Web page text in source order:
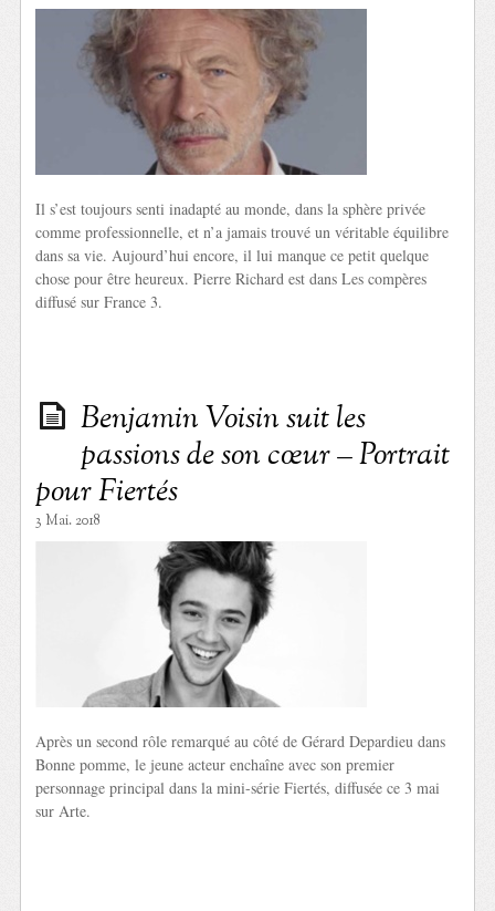
Il s’est toujours senti inadapté au monde, dans la sphère privée
comme professionnelle, et n’a jamais trouvé un véritable équilibre
dans sa vie. Aujourd’hui encore, il lui manque ce petit quelque
chose pour être heureux. Pierre Richard est dans Les compères
diffusé sur France 3.
Benjamin Voisin suit les
passions de son cœur – Portrait
pour Fiertés
3 Mai. 2018
Après un second rôle remarqué au côté de Gérard Depardieu dans
Bonne pomme, le jeune acteur enchaîne avec son premier
personnage principal dans la mini-série Fiertés, diffusée ce 3 mai
sur Arte.